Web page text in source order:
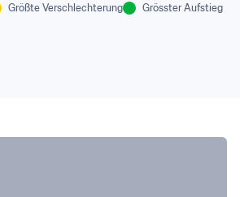
Größte Verschlechterung
Grösster Aufstieg